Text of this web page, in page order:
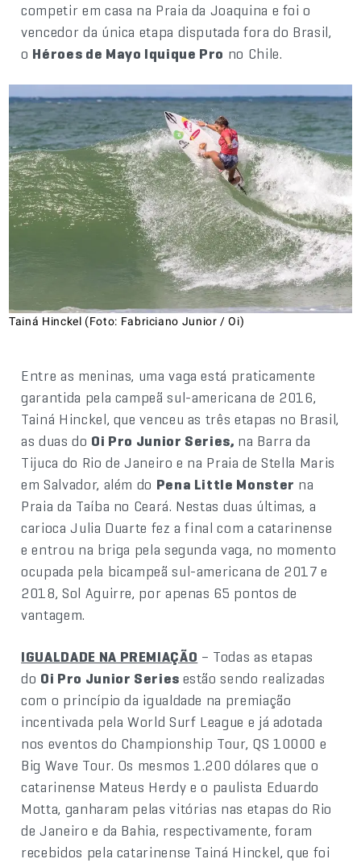
competir em casa na Praia da Joaquina e foi o
vencedor da única etapa disputada fora do Brasil,
o Héroes de Mayo Iquique Pro no Chile.
Tainá Hinckel (Foto: Fabriciano Junior / Oi)
Entre as meninas, uma vaga está praticamente
garantida pela campeã sul-americana de 2016,
Tainá Hinckel, que venceu as três etapas no Brasil,
as duas do Oi Pro Junior Series, na Barra da
Tijuca do Rio de Janeiro e na Praia de Stella Maris
em Salvador, além do Pena Little Monster na
Praia da Taíba no Ceará. Nestas duas últimas, a
carioca Julia Duarte fez a final com a catarinense
e entrou na briga pela segunda vaga, no momento
ocupada pela bicampeã sul-americana de 2017 e
2018, Sol Aguirre, por apenas 65 pontos de
vantagem.
IGUALDADE NA PREMIAÇÃO – Todas as etapas
do Oi Pro Junior Series estão sendo realizadas
com o princípio da igualdade na premiação
incentivada pela World Surf League e já adotada
nos eventos do Championship Tour, QS 10000 e
Big Wave Tour. Os mesmos 1.200 dólares que o
catarinense Mateus Herdy e o paulista Eduardo
Motta, ganharam pelas vitórias nas etapas do Rio
de Janeiro e da Bahia, respectivamente, foram
recebidos pela catarinense Tainá Hinckel, que foi